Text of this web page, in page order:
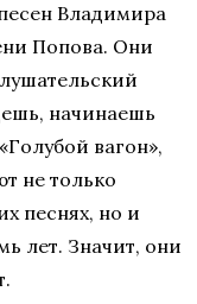
Владимира
Попова. Они
начинаешь
вагон»,
не только
песнях, но и
лет. Значит, они